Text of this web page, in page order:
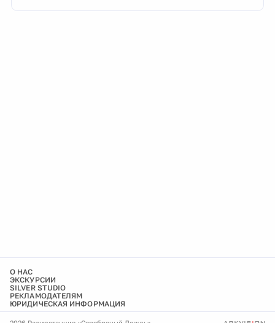
О НАС
ЭКСКУРСИИ
SILVER STUDIO
РЕКЛАМОДАТЕЛЯМ
ЮРИДИЧЕСКАЯ ИНФОРМАЦИЯ